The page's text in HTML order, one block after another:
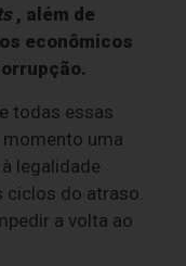
, além de
econômicos
todas essas
uma
legalidade
ciclos do atraso.
a volta ao